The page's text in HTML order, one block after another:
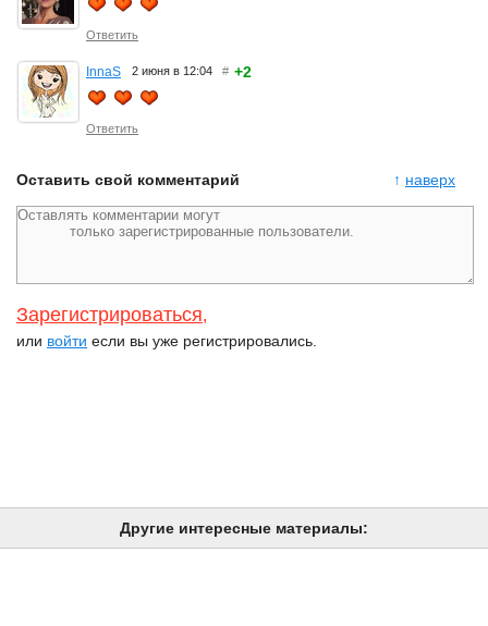
Ответить
InnaS 2 июня в 12:04 # +2
Ответить
↑ наверх
Оставить свой комментарий
Зарегистрироваться,
или войти если вы уже регистрировались.
Другие интересные материалы: